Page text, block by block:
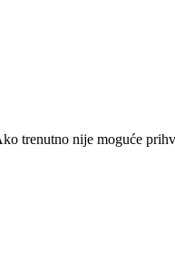
trenutno nije moguće